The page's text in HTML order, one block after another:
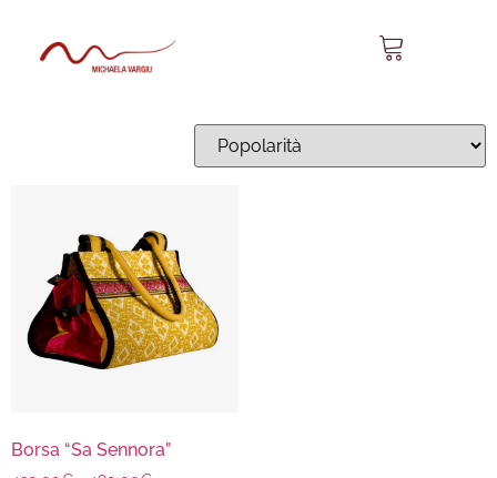
Sa Sennora 04
Borsa “Sa Sennora”